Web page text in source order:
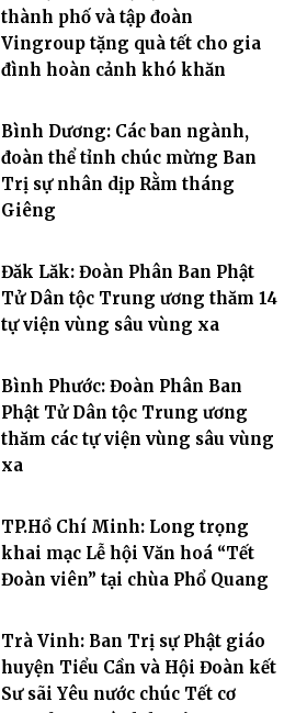
thành phố và tập đoàn
Vingroup tặng quà tết cho gia
đình hoàn cảnh khó khăn
Bình Dương: Các ban ngành,
đoàn thể tỉnh chúc mừng Ban
Trị sự nhân dịp Rằm tháng
Giêng
Đăk Lăk: Đoàn Phân Ban Phật
Tử Dân tộc Trung ương thăm 14
tự viện vùng sâu vùng xa
Bình Phước: Đoàn Phân Ban
Phật Tử Dân tộc Trung ương
thăm các tự viện vùng sâu vùng
xa
TP.Hồ Chí Minh: Long trọng
khai mạc Lễ hội Văn hoá “Tết
Đoàn viên” tại chùa Phổ Quang
Trà Vinh: Ban Trị sự Phật giáo
huyện Tiểu Cần và Hội Đoàn kết
Sư sãi Yêu nước chúc Tết cơ